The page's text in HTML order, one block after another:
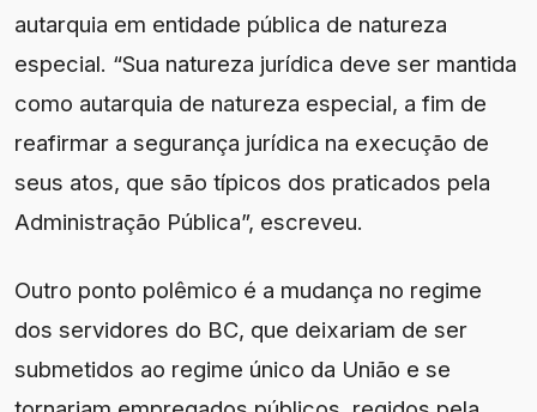
autarquia em entidade pública de natureza
especial. “Sua natureza jurídica deve ser mantida
como autarquia de natureza especial, a fim de
reafirmar a segurança jurídica na execução de
seus atos, que são típicos dos praticados pela
Administração Pública”, escreveu.
Outro ponto polêmico é a mudança no regime
dos servidores do BC, que deixariam de ser
submetidos ao regime único da União e se